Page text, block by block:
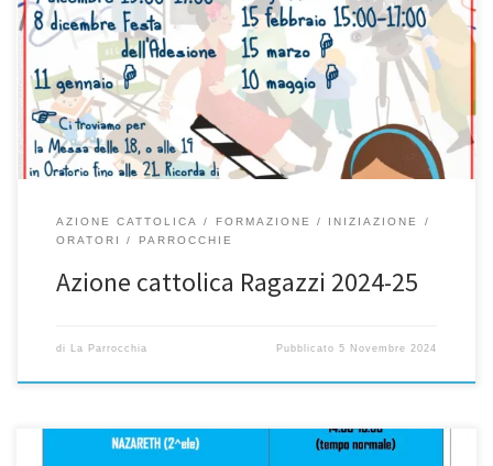
spettacolare, nel volantino trovate qualche indizio…
Non
vediamo l’ora di incontrarvi! Vi aspettiamo il 9 novembre: se vi va
di “assaggiare” l’Acr, e di essere con noi per quella sera, mandate
un messaggio al 3661071126 (Chiara), così che possiamo […]
AZIONE CATTOLICA FORMAZIONE
INIZIAZIONE
ORATORI
PARROCCHIE
Azione cattolica Ragazzi 2024-25
di La Parrocchia Pubblicato5 Novembre 2024